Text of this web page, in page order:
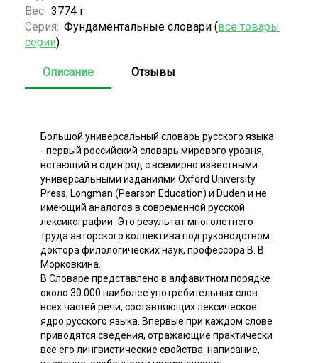
Вес: 3774 г
Серия: Фундаментальные словари (все товары
серии)
Описание Отзывы
Большой универсальный словарь русского языка
- первый российский словарь мирового уровня,
встающий в один ряд с всемирно известными
универсальными изданиями Oxford University
Press, Longman (Pearson Education) и Duden и не
имеющий аналогов в современной русской
лексикографии. Это результат многолетнего
труда авторского коллектива под руководством
доктора филологических наук, профессора В. В.
Морковкина.
В Словаре представлено в алфавитном порядке
около 30 000 наиболее употребительных слов
всех частей речи, составляющих лексическое
ядро русского языка. Впервые при каждом слове
приводятся сведения, отражающие практически
все его лингвистические свойства: написание,